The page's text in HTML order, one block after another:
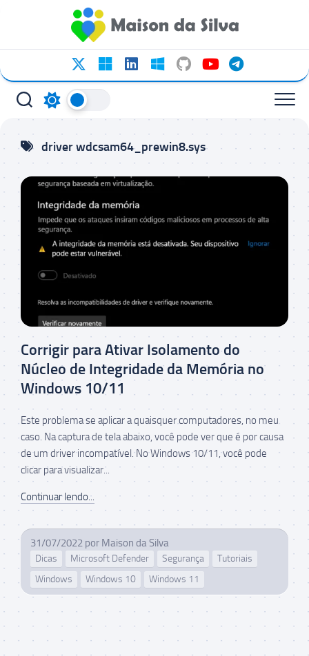
conteúdo
driver wdcsam64_prewin8.sys
Corrigir para Ativar Isolamento do
Núcleo de Integridade da Memória no
Windows 10/11
Este problema se aplicar a quaisquer computadores, no meu
caso. Na captura de tela abaixo, você pode ver que é por causa
de um driver incompatível. No Windows 10/11, você pode
clicar para visualizar...
Continuar lendo...
31/07/2022 por Maison da Silva
Dicas Microsoft Defender Segurança
Tutoriais
Windows
Windows 10 Windows 11